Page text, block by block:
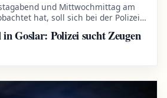
und Mittwochmittag am
hat, soll sich bei der Polizei
in Goslar: Polizei sucht Zeugen